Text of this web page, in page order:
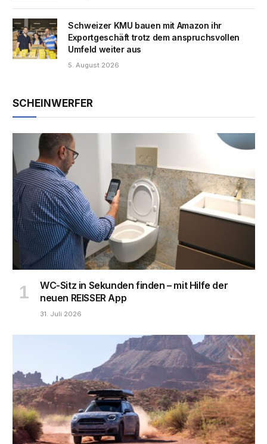
Schweizer KMU bauen mit Amazon ihr
Exportgeschäft trotz dem anspruchsvollen
Umfeld weiter aus
5. August 2026
SCHEINWERFER
WC-Sitz in Sekunden finden – mit Hilfe der
neuen REISSER App
31. Juli 2026